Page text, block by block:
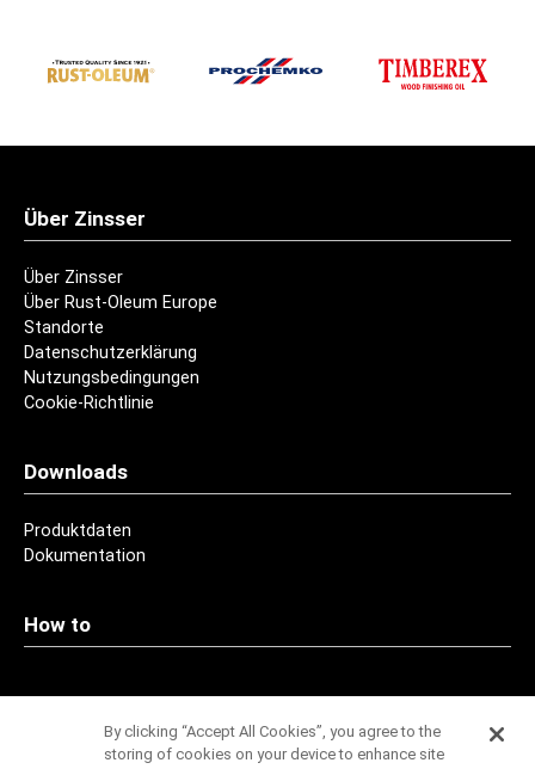
Über Zinsser
Über Zinsser
Über Rust-Oleum Europe
Standorte
Datenschutzerklärung
Nutzungsbedingungen
Cookie-Richtlinie
Downloads
Produktdaten
Dokumentation
How to
Kontakt
By clicking “Accept All Cookies”, you agree to the
storing of cookies on your device to enhance site